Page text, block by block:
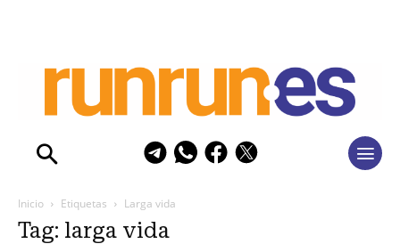
Inicio Etiquetas Larga vida
Tag: larga vida